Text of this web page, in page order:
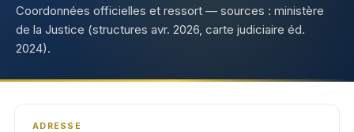
Coordonnées officielles et ressort — sources : ministère
de la Justice (structures avr. 2026, carte judiciaire éd.
2024).
ADRESSE